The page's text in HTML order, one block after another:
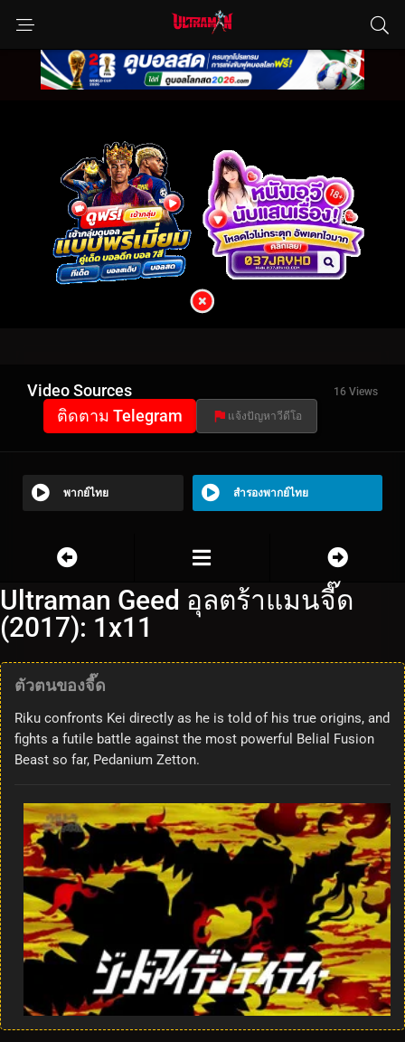
Video Sources 16 Views
ติดตาม Telegram แจ้งปัญหาวีดีโอ
พากย์ไทย สำรองพากย์ไทย
Ultraman Geed อุลตร้าแมนจี๊ด
(2017): 1x11
ตัวตนของจี๊ด
Riku confronts Kei directly as he is told of his true origins, and
fights a futile battle against the most powerful Belial Fusion
Beast so far, Pedanium Zetton.